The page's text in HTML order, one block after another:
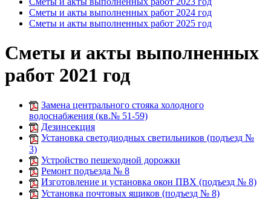
Сметы и акты выполненных работ 2024 год
Сметы и акты выполненных работ 2025 год
Сметы и акты выполненных
работ 2021 год
Замена центрального стояка холодного
водоснабжения (кв.№ 51-59)
Дезинсекция
Установка светодиодных светильников (подъезд №
3)
Устройство пешеходной дорожки
Ремонт подъезда № 8
Изготовление и установка окон ПВХ (подъезд № 8)
Установка почтовых ящиков (подъезд № 8)